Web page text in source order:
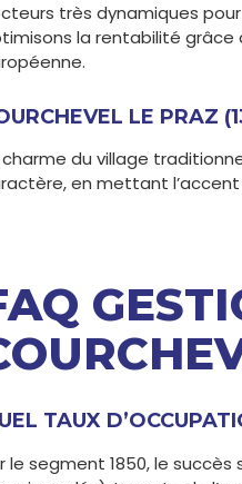
très dynamiques
la rentabilité grâce
LE PRAZ
charme du village
en mettant
TAUX
le segment 1850, le